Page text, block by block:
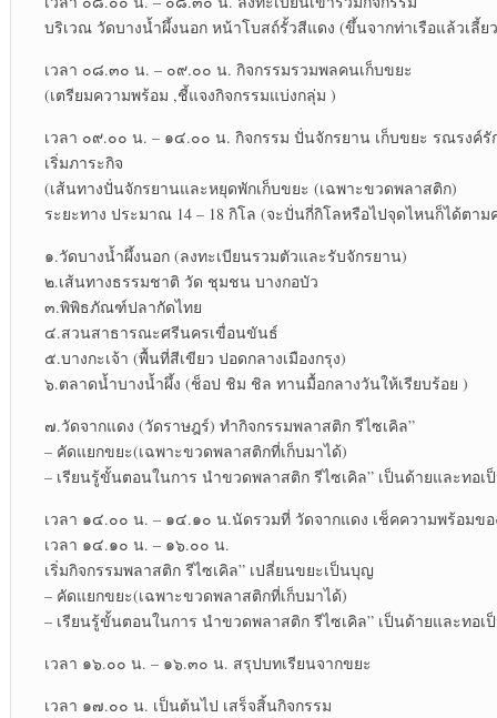
บริเวณ วัดบางน้ำผึ้งนอก หน้าโบสถ์รั้วสีแดง (ขึ้นจากท่าเรือแล้วเลี้ย
เวลา ๐๘.๓๐ น. – ๐๙.๐๐ น. กิจกรรมรวมพลคนเก็บขยะ
(เตรียมความพร้อม ,ชี้แจงกิจกรรมแบ่งกลุ่ม )
เวลา ๐๙.๐๐ น. – ๑๔.๐๐ น. กิจกรรม ปั่นจักรยาน เก็บขยะ รณรงค์รั
เริ่มภาระกิจ
(เส้นทางปั่นจักรยานและหยุดพักเก็บขยะ (เฉพาะขวดพลาสติก)
ระยะทาง ประมาณ 14 – 18 กิโล (จะปั่นกี่กิโลหรือไปจุดไหนก็ได้ตา
๑.วัดบางน้ำผึ้งนอก (ลงทะเบียนรวมตัวและรับจักรยาน)
๒.เส้นทางธรรมชาติ วัด ชุมชน บางกอบัว
๓.พิพิธภัณฑ์ปลากัดไทย
๔.สวนสาธารณะศรีนครเขื่อนขันธ์
๕.บางกะเจ้า (พื้นที่สีเขียว ปอดกลางเมืองกรุง)
๖.ตลาดน้ำบางน้ำผึ้ง (ช็อป ชิม ชิล ทานมื้อกลางวันให้เรียบร้อย )
๗.วัดจากแดง (วัดราษฎร์) ทำกิจกรรมพลาสติก รีไซเคิล”
– คัดแยกขยะ(เฉพาะขวดพลาสติกที่เก็บมาได้)
– เรียนรู้ขั้นตอนในการ นำขวดพลาสติก รีไซเคิล” เป็นด้ายและทอเ
เวลา ๑๔.๐๐ น. – ๑๔.๑๐ น.นัดรวมที่ วัดจากแดง เช็คความพร้อมข
เวลา ๑๔.๑๐ น. – ๑๖.๐๐ น.
เริ่มกิจกรรมพลาสติก รีไซเคิล” เปลี่ยนขยะเป็นบุญ
– คัดแยกขยะ(เฉพาะขวดพลาสติกที่เก็บมาได้)
– เรียนรู้ขั้นตอนในการ นำขวดพลาสติก รีไซเคิล” เป็นด้ายและทอเ
เวลา ๑๖.๐๐ น. – ๑๖.๓๐ น. สรุปบทเรียนจากขยะ
เวลา ๑๗.๐๐ น. เป็นต้นไป เสร็จสิ้นกิจกรรม